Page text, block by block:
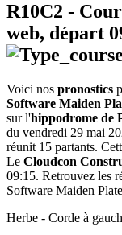
R10C2 -
web, départ
Voici nos pronostics
Software Maiden
sur l'hippodrome de
du vendredi 29 mai
réunit 15 partants.
Le Cloudcon
09:15. Retrouvez les
Software Maiden
Herbe - Corde à